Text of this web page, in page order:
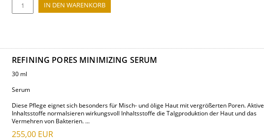
REFINING PORES MINIMIZING SERUM
30 ml
Serum
Diese Pflege eignet sich besonders für Misch- und ölige Haut mit vergrößerten Poren. Aktive
Inhaltsstoffe normalsieren wirkungsvoll Inhaltsstoffe die Talgproduktion der Haut und das
Vermehren von Bakterien. ...
255,00 EUR